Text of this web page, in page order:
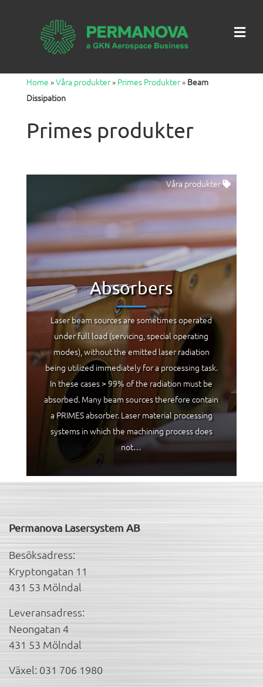
Home »Våra produkter» Primes Produkter» Beam
Dissipation
Primes produkter
Våra produkter
Absorbers
Laser beam sources are sometimes operated
under full load (servicing, special operating
modes), without the emitted laser radiation
being utilized immediately for a processing task.
In these cases > 99% of the radiation must be
absorbed. Many beam sources therefore contain
a PRIMES absorber. Laser material processing
systems in which the machining process does
not…
Permanova Lasersystem AB
Besöksadress:
Kryptongatan 11
431 53 Mölndal
Leveransadress:
Neongatan 4
431 53 Mölndal
Växel: 031 706 1980